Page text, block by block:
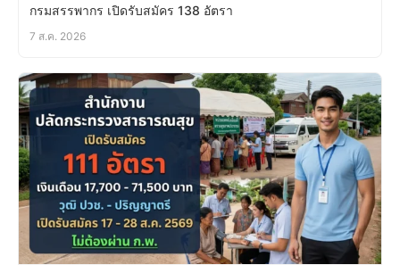
กรมสรรพากร เปิดรับสมัคร 138 อัตรา
7 ส.ค. 2026